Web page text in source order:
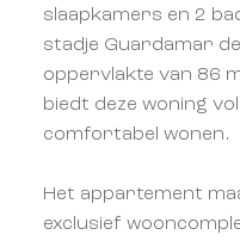
slaapkamers en 2
stadje Guardamar
oppervlakte van 86
biedt deze woning
comfortabel wonen.
Het appartement
exclusief